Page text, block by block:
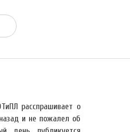
расспрашивает о
и не пожалел об